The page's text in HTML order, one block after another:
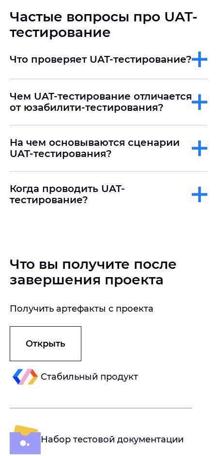
Частые вопросы про UAT-
тестирование
Что проверяет UAT-тестирование?
Чем UAT-тестирование отличается
от юзабилити-тестирования?
На чем основываются сценарии
UAT-тестирования?
Когда проводить UAT-
тестирование?
Что вы получите после
завершения проекта
Получить артефакты с проекта
Открыть
Стабильный продукт
Набор тестовой документации